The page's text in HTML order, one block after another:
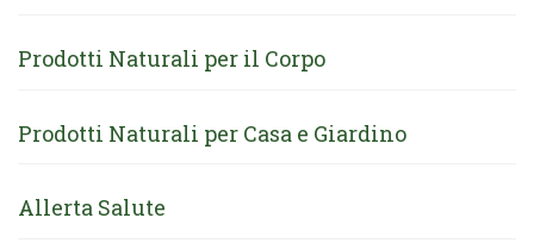
Prodotti Naturali per il Corpo
Prodotti Naturali per Casa e Giardino
Allerta Salute